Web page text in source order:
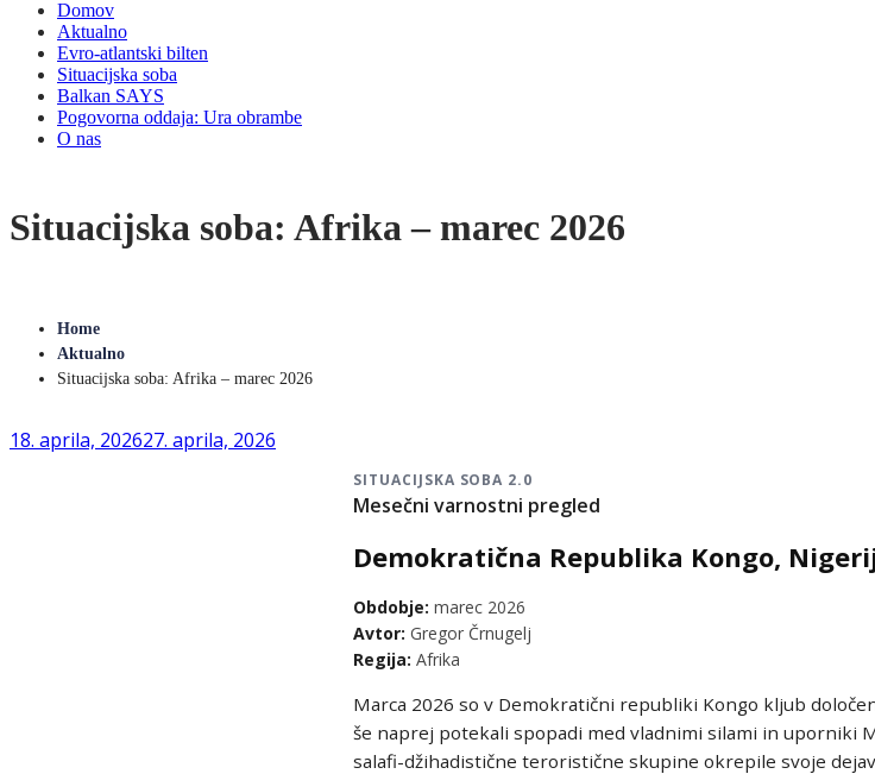
Domov
Aktualno
Evro-atlantski bilten
Situacijska soba
Balkan SAYS
Pogovorna oddaja: Ura obrambe
O nas
Situacijska soba: Afrika – marec 2026
Home
Aktualno
Situacijska soba: Afrika – marec 2026
18. aprila, 202627. aprila, 2026
SITUACIJSKA SOBA 2.0
Mesečni varnostni pregled
Demokratična Republika Kongo,
Obdobje: marec 2026
Avtor: Gregor Črnugelj
Regija: Afrika
Marca 2026 so v Demokratični republiki Kongo kljub
še naprej potekali spopadi med vladnimi silami in uporniki
salafi-džihadistične teroristične skupine okrepile svoje